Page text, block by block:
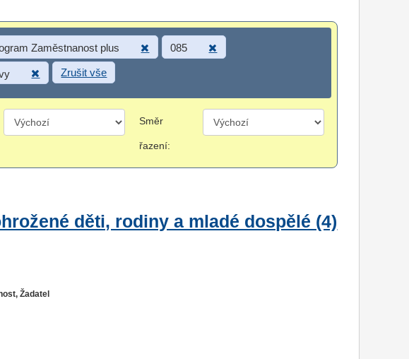
Zaměstnanost plus 085
Zrušit vše
Směr
řazení:
děti, rodiny a mladé dospělé (4)
Žadatel